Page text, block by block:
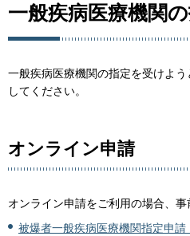
一般疾病医療機関
一般疾病医療機関の指定を受けよ
してください。
オンライン申請
オンライン申請をご利用の場合、事
被爆者一般疾病医療機関指定申請